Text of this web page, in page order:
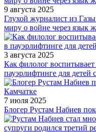
9 августа 2025
Глухой журналист из
миру о войне через язык
3 августа 2025
Как филолог
пауэрлифтинге для
7 июля 2025
Блогер Рустам Набиев